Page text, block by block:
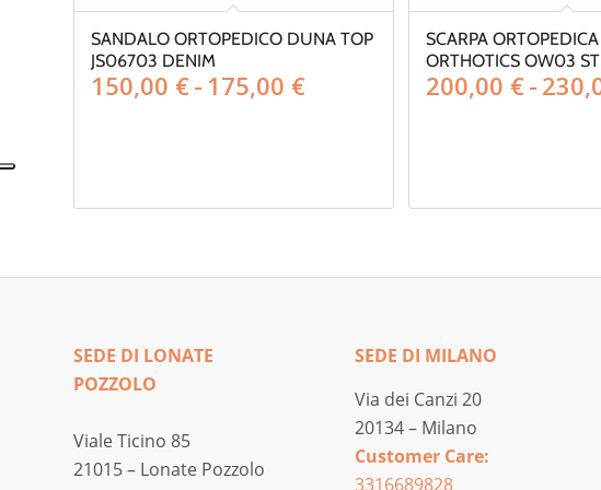
SANDALO ORTOPEDICO DUNA TOP
JS06703 DENIM
150,00 €- 175,00 €Fascia
a
SCARPA
ORTHOTICS OW03
200,00 €-
SEDE DI LONATE
POZZOLO
Viale Ticino 85
21015 – Lonate Pozzolo
SEDE DI MILANO
Via dei Canzi 20
20134 – Milano
Customer Care:
3316689828